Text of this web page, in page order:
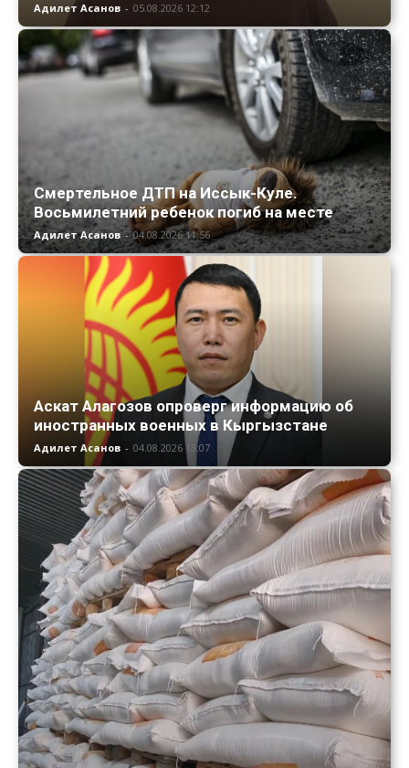
Адилет Асанов - 05.08.2026 12:12
Смертельное ДТП на Иссык-Куле.
Восьмилетний ребенок погиб на месте
Адилет Асанов - 04.08.2026 11:56
Аскат Алагозов опроверг информацию об
иностранных военных в Кыргызстане
Адилет Асанов - 04.08.2026 13:07